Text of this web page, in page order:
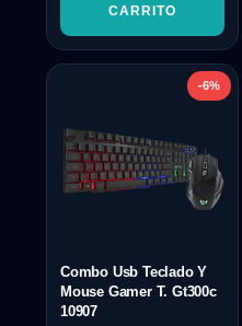
CARRITO
-6%
Combo Usb Teclado Y
Mouse Gamer T. Gt300c
10907